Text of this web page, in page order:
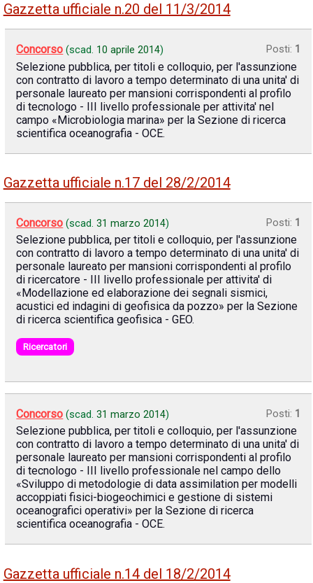
Gazzetta ufficiale n.20 del 11/3/2014
Concorso (scad. 10 aprile 2014) Posti: 1
Selezione pubblica, per titoli e colloquio, per l'assunzione
con contratto di lavoro a tempo determinato di una unita' di
personale laureato per mansioni corrispondenti al profilo
di tecnologo - III livello professionale per attivita' nel
campo «Microbiologia marina» per la Sezione di ricerca
scientifica oceanografia - OCE.
Gazzetta ufficiale n.17 del 28/2/2014
Concorso (scad.31 marzo 2014) Posti: 1
Selezione pubblica, per titoli e colloquio, per l'assunzione
con contratto di lavoro a tempo determinato di una unita' di
personale laureato per mansioni corrispondenti al profilo
di ricercatore - III livello professionale per attivita' di
«Modellazione ed elaborazione dei segnali sismici,
acustici ed indagini di geofisica da pozzo» per la Sezione
di ricerca scientifica geofisica - GEO.
Ricercatori
Concorso (scad.31 marzo 2014) Posti: 1
Selezione pubblica, per titoli e colloquio, per l'assunzione
con contratto di lavoro a tempo determinato di una unita' di
personale laureato per mansioni corrispondenti al profilo
di tecnologo - III livello professionale nel campo dello
«Sviluppo di metodologie di data assimilation per modelli
accoppiati fisici-biogeochimici e gestione di sistemi
oceanografici operativi» per la Sezione di ricerca
scientifica oceanografia - OCE.
Gazzetta ufficiale n.14 del 18/2/2014